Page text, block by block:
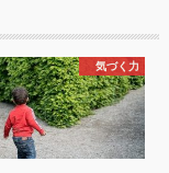
気づく力